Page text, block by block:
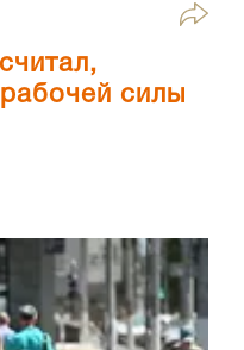
силы